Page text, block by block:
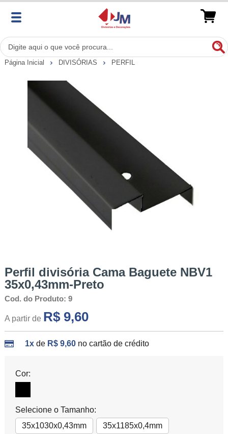
Página Inicial DIVISÓRIAS PERFIL
Perfil divisória Cama Baguete NBV1
35x0,43mm-Preto
Cod. do Produto: 9
A partir de R$ 9,60
1xde R$ 9,60 no cartão de crédito
Cor:
Selecione o Tamanho:
35x1030x0,43mm
35x1185x0,4mm